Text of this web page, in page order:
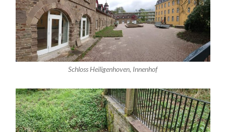
Schloss Heiligenhoven, Innenhof